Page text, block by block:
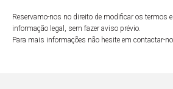
Reservamo-nos no direito de modificar os termos
informação legal, sem fazer aviso prévio.
Para mais informações não hesite em contactar-